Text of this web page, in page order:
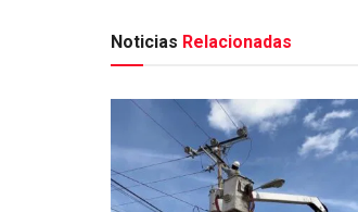
Noticias Relacionadas